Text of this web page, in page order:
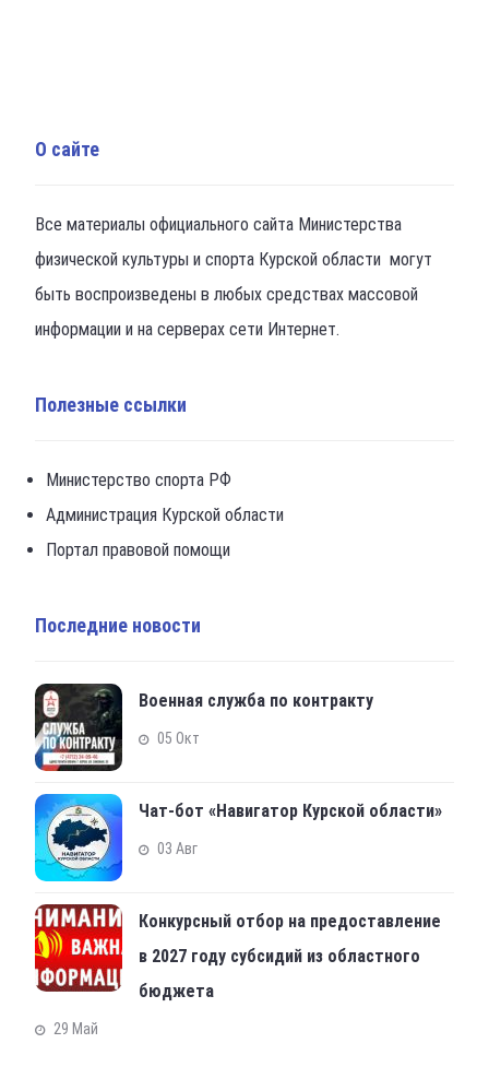
О сайте
Все материалы официального сайта Министерства
физической культуры и спорта Курской области могут
быть воспроизведены в любых средствах массовой
информации и на серверах сети Интернет.
Полезные ссылки
Министерство спорта РФ
Администрация Курской области
Портал правовой помощи
Последние новости
Военная служба по контракту
05 Окт
Чат-бот «Навигатор Курской области»
03 Авг
Конкурсный отбор на предоставление
в 2027 году субсидий из областного
бюджета
29 Май